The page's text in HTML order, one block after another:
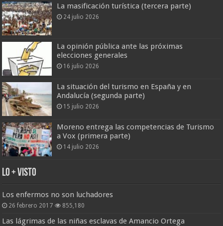
La masificación turística (tercera parte)
24 julio 2026
La opinión pública ante las próximas
elecciones generales
16 julio 2026
La situación del turismo en España y en
Andalucía (segunda parte)
15 julio 2026
Moreno entrega las competencias de Turismo
a Vox (primera parte)
14 julio 2026
Lo + Visto
Los enfermos no son luchadores
26 febrero 2017 855,180
Las lágrimas de las niñas esclavas de Amancio Ortega